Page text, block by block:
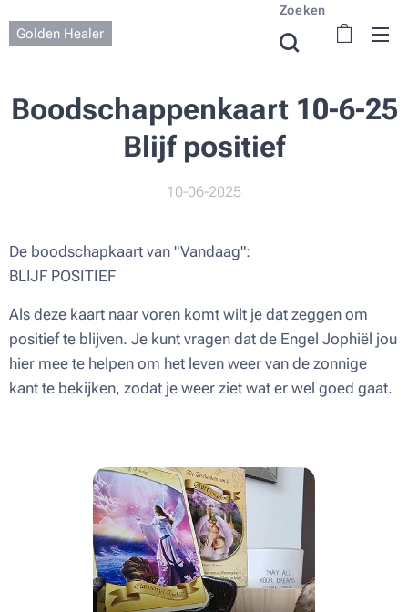
Golden Healer
Zoeken
Boodschappenkaart 10-6-25
Blijf positief
10-06-2025
De boodschapkaart van "Vandaag":
BLIJF POSITIEF
Als deze kaart naar voren komt wilt je dat zeggen om
positief te blijven. Je kunt vragen dat de Engel Jophiël jou
hier mee te helpen om het leven weer van de zonnige
kant te bekijken, zodat je weer ziet wat er wel goed gaat.